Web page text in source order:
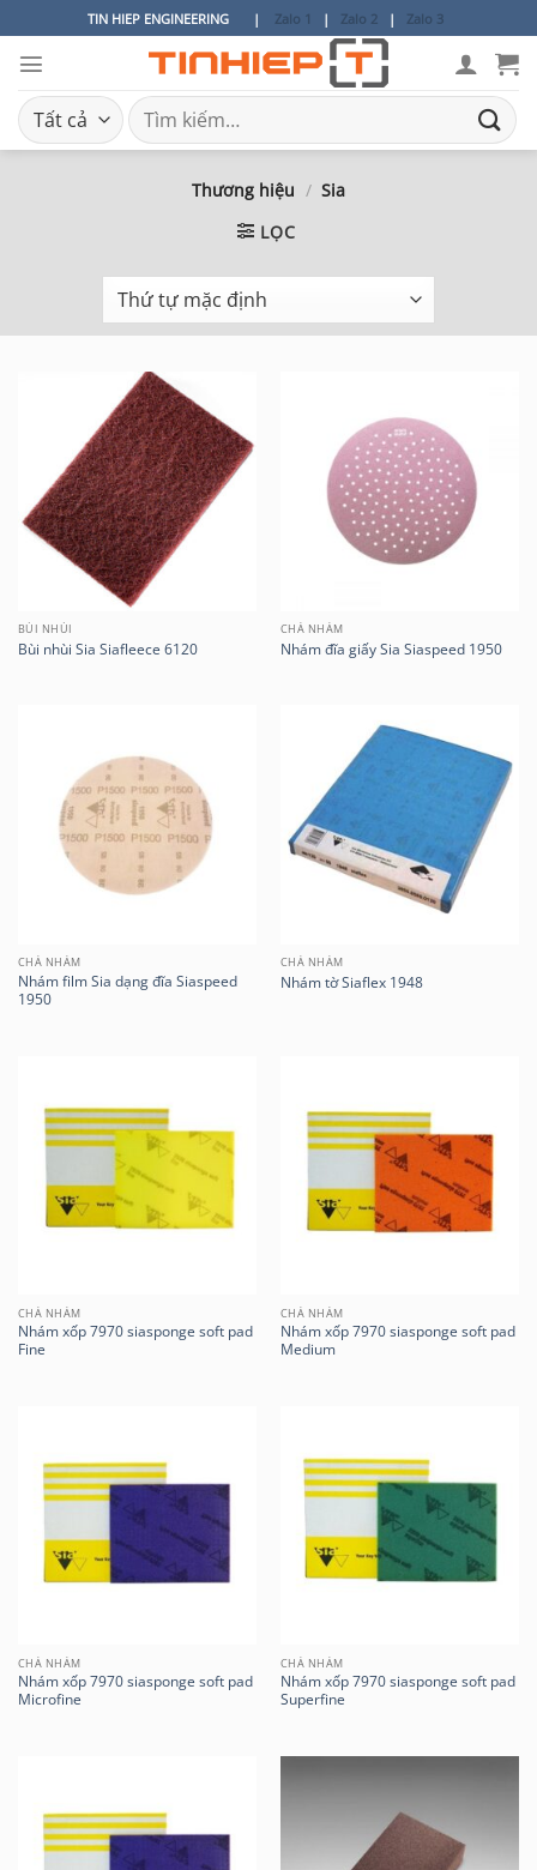
qua
nội
dung
TIN HIEP ENGINEERING | Zalo 1 | Zalo 2| Zalo 3
Tìm
kiếm:
Thương hiệu / Sia
LỌC
BÙI NHÙI
Bùi nhùi Sia Siafleece 6120
CHÀ NHÁM
Nhám đĩa giấy Sia Siaspeed 1950
CHÀ NHÁM
Nhám film Sia dạng đĩa Siaspeed
1950
CHÀ NHÁM
Nhám tờ Siaflex 1948
CHÀ NHÁM
Nhám xốp 7970 siasponge soft pad
Fine
CHÀ NHÁM
Nhám xốp 7970 siasponge soft pad
Medium
CHÀ NHÁM
Nhám xốp 7970 siasponge soft pad
Microfine
CHÀ NHÁM
Nhám xốp 7970 siasponge soft pad
Superfine